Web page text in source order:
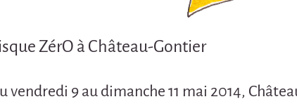
ZérO à Château-Gontier
vendredi 9 au dimanche 11 mai 2014,